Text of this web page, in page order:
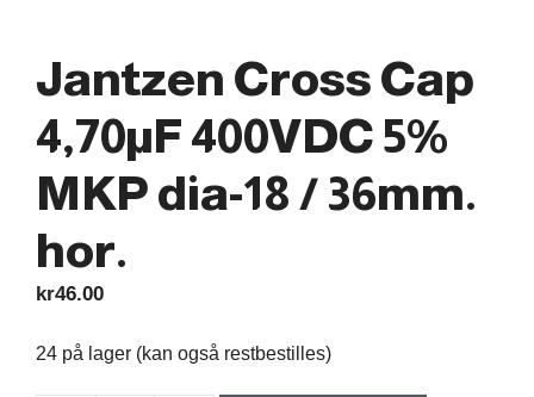
Jantzen Cross Cap
4,70µF 400VDC 5%
MKP dia-18 / 36mm.
hor.
kr46.00
24 på lager (kan også restbestilles)